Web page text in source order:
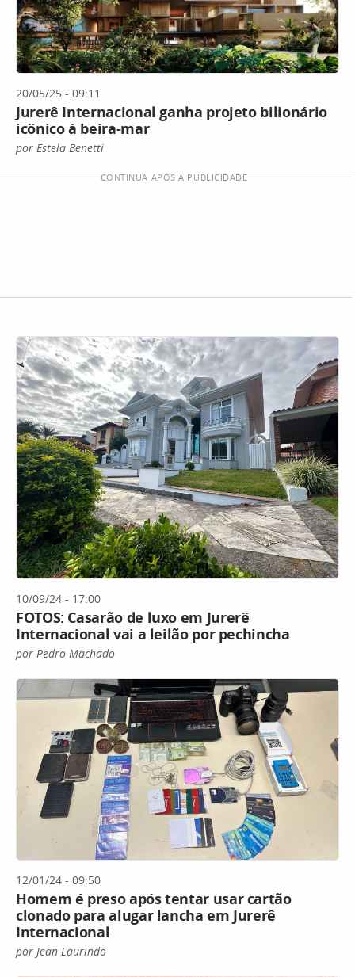
20/05/25 - 09:11
Jurerê Internacional ganha projeto bilionário
icônico à beira-mar
por Estela Benetti
CONTINUA APÓS A PUBLICIDADE
10/09/24 - 17:00
FOTOS: Casarão de luxo em Jurerê
Internacional vai a leilão por pechincha
por Pedro Machado
12/01/24 - 09:50
Homem é preso após tentar usar cartão
clonado para alugar lancha em Jurerê
Internacional
por Jean Laurindo